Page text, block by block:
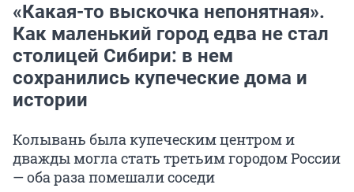
«Какая-то выскочка непонятная».
Как маленький город едва не стал
столицей Сибири: в нем
сохранились купеческие дома и
истории
Колывань была купеческим центром и
дважды могла стать третьим городом России
— оба раза помешали соседи